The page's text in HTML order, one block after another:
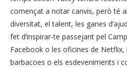
començat a notar canvis, però té
diversitat, el talent, les ganes d’
fet d’inspirar-te passejant pel
Facebook o les oficines de Netflix,
barbacoes o els esdeveniments i